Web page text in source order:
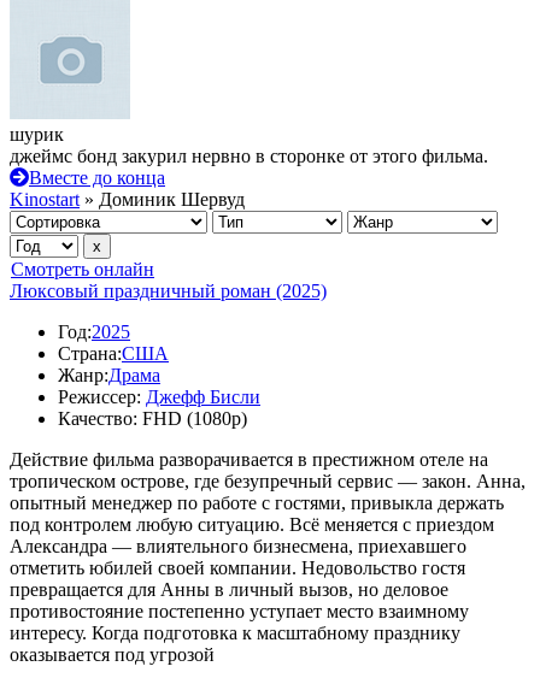
шурик
джеймс бонд закурил нервно в сторонке от этого фильма.
Вместе до конца
Kinostart » Доминик Шервуд
Смотреть онлайн
Люксовый праздничный роман (2025)
Год:2025
Страна:США
Жанр:Драма
Режиссер: Джефф Бисли
Качество: FHD (1080p)
Действие фильма разворачивается в престижном отеле на
тропическом острове, где безупречный сервис — закон. Анна,
опытный менеджер по работе с гостями, привыкла держать
под контролем любую ситуацию. Всё меняется с приездом
Александра — влиятельного бизнесмена, приехавшего
отметить юбилей своей компании. Недовольство гостя
превращается для Анны в личный вызов, но деловое
противостояние постепенно уступает место взаимному
интересу. Когда подготовка к масштабному празднику
оказывается под угрозой